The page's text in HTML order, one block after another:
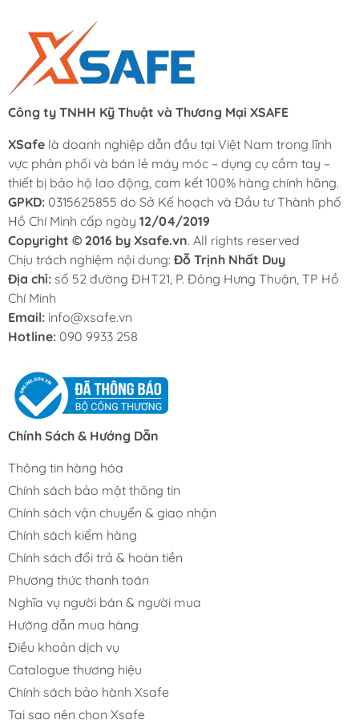
Công ty TNHH Kỹ Thuật và Thương Mại XSAFE
XSafe là doanh nghiệp dẫn đầu tại Việt Nam trong lĩnh
vực phân phối và bán lẻ máy móc – dụng cụ cầm tay –
thiết bị bảo hộ lao động, cam kết 100% hàng chính hãng.
GPKD: 0315625855 do Sở Kế hoạch và Đầu tư Thành phố
Hồ Chí Minh cấp ngày 12/04/2019
Copyright © 2016 by Xsafe.vn. All rights reserved
Chịu trách nghiệm nội dung: Đỗ Trịnh Nhất Duy
Địa chỉ: số 52 đường ĐHT21, P. Đông Hưng Thuận, TP Hồ
Chí Minh
Email: info@xsafe.vn
Hotline: 090 9933 258
Chính Sách & Hướng Dẫn
Thông tin hàng hóa
Chính sách bảo mật thông tin
Chính sách vận chuyển & giao nhận
Chính sách kiểm hàng
Chính sách đổi trả & hoàn tiền
Phương thức thanh toán
Nghĩa vụ người bán & người mua
Hướng dẫn mua hàng
Điều khoản dịch vụ
Catalogue thương hiệu
Chính sách bảo hành Xsafe
Tại sao nên chọn Xsafe